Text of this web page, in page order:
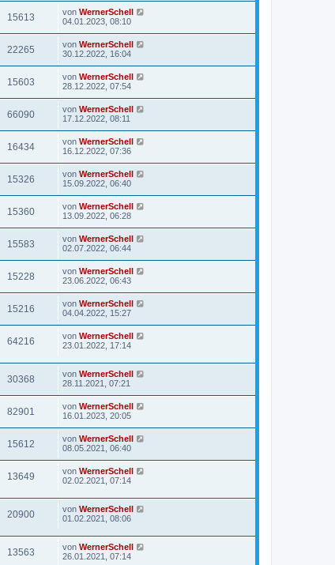
15613 von WernerSchell
04.01.2023, 08:10
22265 von WernerSchell
30.12.2022, 16:04
15603 von WernerSchell
28.12.2022, 07:54
66090 von WernerSchell
17.12.2022, 08:11
16434 von WernerSchell
16.12.2022, 07:36
15326 von WernerSchell
15.09.2022, 06:40
15360 von WernerSchell
13.09.2022, 06:28
15583 von WernerSchell
02.07.2022, 06:44
15228 von WernerSchell
23.06.2022, 06:43
15216 von WernerSchell
04.04.2022, 15:27
64216 von WernerSchell
23.01.2022, 17:14
30368 von WernerSchell
28.11.2021, 07:21
82901 von WernerSchell
16.01.2023, 20:05
15612 von WernerSchell
08.05.2021, 06:40
13649 von WernerSchell
02.02.2021, 07:14
20900 von WernerSchell
01.02.2021, 08:06
13563 von WernerSchell
26.01.2021, 07:14